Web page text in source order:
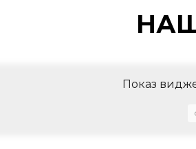
Показ